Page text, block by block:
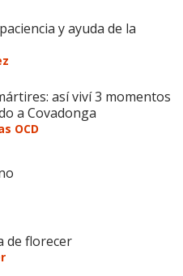
y ayuda de la
así viví 3 momentos
a Covadonga
OCD
de florecer